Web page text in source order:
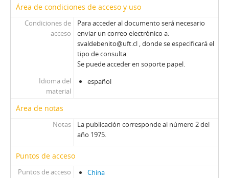
Área de condiciones de acceso y uso
Condiciones de
acceso
Para acceder al documento será necesario
enviar un correo electrónico a:
svaldebenito@uft.cl , donde se especificará el
tipo de consulta.
Se puede acceder en soporte papel.
Idioma del
material
español
Área de notas
Notas
La publicación corresponde al número 2 del
año 1975.
Puntos de acceso
Puntos de acceso
China